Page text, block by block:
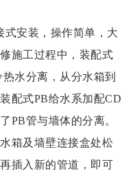
安装，操作简单，大
施工过程中，装配式
水分离，从分水箱到
配式PB给水系加配CD
PB管与墙体的分离。
箱及墙壁连接盒处松
插入新的管道，即可